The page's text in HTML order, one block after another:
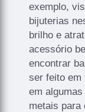
exemplo,
bijuterias
brilho e
acessório
encontrar
ser feito em
em
metais para